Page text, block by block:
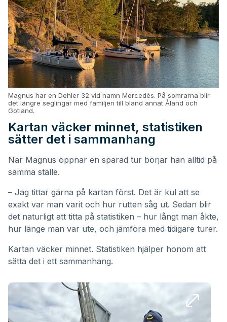
Magnus har en Dehler 32 vid namn Mercedés. På somrarna blir
det längre seglingar med familjen till bland annat Åland och
Gotland.
Kartan väcker minnet, statistiken
sätter det i sammanhang
När Magnus öppnar en sparad tur börjar han alltid på
samma ställe.
– Jag tittar gärna på kartan först. Det är kul att se
exakt var man varit och hur rutten såg ut. Sedan blir
det naturligt att titta på statistiken – hur långt man åkte,
hur länge man var ute, och jämföra med tidigare turer.
Kartan väcker minnet. Statistiken hjälper honom att
sätta det i ett sammanhang.